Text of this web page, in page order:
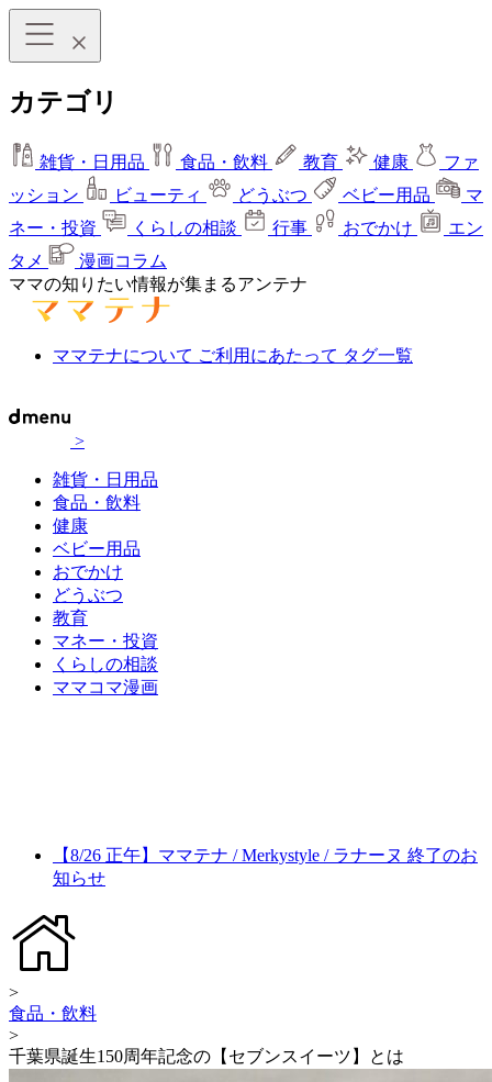
カテゴリ
雑貨・日用品 食品・飲料 教育 健康
ファ
ッション
ビューティ どうぶつ ベビー用品
マ
ネー・投資
くらしの相談 行事 おでかけ
エン
タメ
漫画コラム
ママの知りたい情報が集まるアンテナ
ママテナについて ご利用にあたって タグ一覧
>
雑貨・日用品
食品・飲料
健康
ベビー用品
おでかけ
どうぶつ
教育
マネー・投資
くらしの相談
ママコマ漫画
【8/26 正午】ママテナ / Merkystyle / ラナーヌ 終了のお
知らせ
>
食品・飲料
>
千葉県誕生150周年記念の【セブンスイーツ】とは